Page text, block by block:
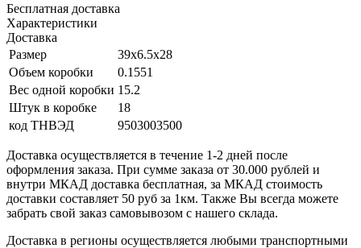
Бесплатная доставка
Характеристики
Доставка
Размер
39x6.5x28
Объем коробки
0.1551
Вес одной коробки 15.2
Штук в коробке
18
код ТНВЭД
9503003500
Доставка осуществляется в течение 1-2 дней после
оформления заказа. При сумме заказа от 30.000 рублей и
внутри МКАД доставка бесплатная, за МКАД стоимость
доставки составляет 50 руб за 1км. Также Вы всегда можете
забрать свой заказ самовывозом с нашего склада.
Доставка в регионы осуществляется любыми транспортными